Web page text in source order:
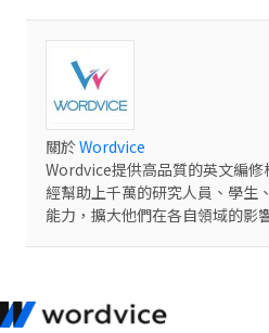
關於Wordvice
Wordvice提供高品質的英文編
經幫助上千萬的研究人員、學生
能力，擴大他們在各自領域的影